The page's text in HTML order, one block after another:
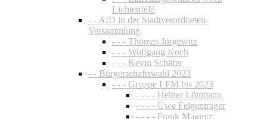
Lichtenfeld
- - AfD in der Stadtverordneten-
Versammlung
- - - Thomas Jürgewitz
- - - Wolfgang Koch
- - - Kevin Schäfer
- - Bürgerschaftswahl 2023
- - - Gruppe LFM bis 2023
- - - - Heiner Löhmann
- - - - Uwe Felgenträger
- - - - Frank Magnitz